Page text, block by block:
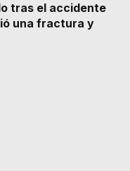
tras el accidente
una fractura y